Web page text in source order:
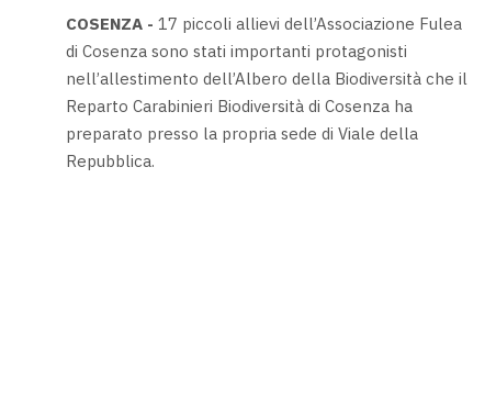
COSENZA - 17 piccoli allievi dell’Associazione Fulea
di Cosenza sono stati importanti protagonisti
nell’allestimento dell’Albero della Biodiversità che il
Reparto Carabinieri Biodiversità di Cosenza ha
preparato presso la propria sede di Viale della
Repubblica.